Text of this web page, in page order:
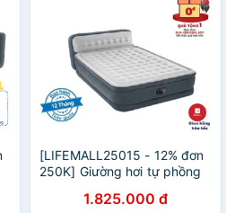
[LIFEMALL25015 - 12% đơn
250K] Giường hơi tự phồng
giường Intex 64448
1.825.000 đ